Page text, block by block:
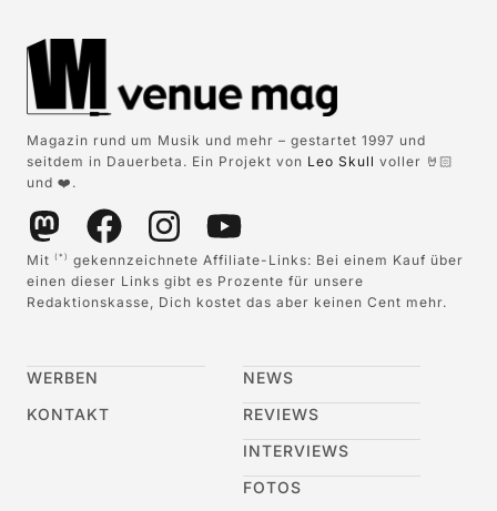
Magazin rund um Musik und mehr – gestartet 1997 und
seitdem in Dauerbeta. Ein Projekt von Leo Skull voller 🤘🏻
und ❤️.
Mit (*)
gekennzeichnete Affiliate-Links: Bei einem Kauf über
einen dieser Links gibt es Prozente für unsere
Redaktionskasse, Dich kostet das aber keinen Cent mehr.
WERBEN
KONTAKT
NEWS
REVIEWS
INTERVIEWS
FOTOS